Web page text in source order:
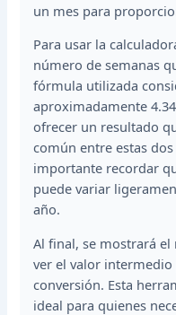
un mes para
Para usar la
número de semanas
fórmula utilizada
aproximadamente
ofrecer un resultado
común entre estas
importante recordar
puede variar
año.
Al final, se mostrará el
ver el valor
conversión. Esta
ideal para quienes